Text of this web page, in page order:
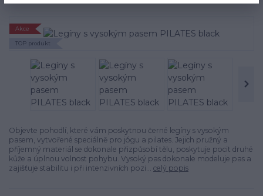
Akce
TOP produkt
Objevte pohodlí, které vám poskytnou černé legíny s vysokým
pasem, vytvořené speciálně pro jógu a pilates. Jejich pružný a
příjemný materiál se dokonale přizpůsobí tělu, poskytuje pocit druhé
kůže a úplnou volnost pohybu. Vysoký pas dokonale modeluje pas a
zajišťuje stabilitu i při intenzivních pozi... celý popis